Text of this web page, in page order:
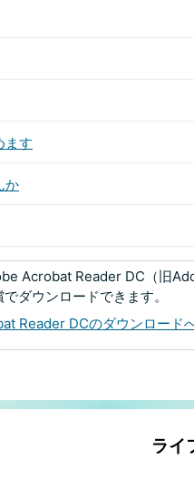
ます
か
Acrobat Reader DC（旧
ダウンロードできます。
Reader DCのダウンロード
ライ